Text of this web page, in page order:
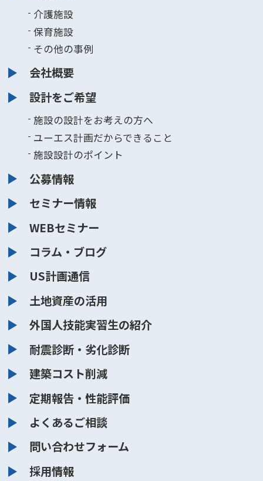
介護施設
保育施設
その他の事例
会社概要
設計をご希望
施設の設計をお考えの方へ
ユーエス計画だからできること
施設設計のポイント
公募情報
セミナー情報
WEBセミナー
コラム・ブログ
US計画通信
土地資産の活用
外国人技能実習生の紹介
耐震診断・劣化診断
建築コスト削減
定期報告・性能評価
よくあるご相談
問い合わせフォーム
採用情報